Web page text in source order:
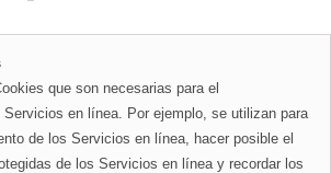
que son necesarias para el
en línea. Por ejemplo, se utilizan para
de los Servicios en línea, hacer posible el
de los Servicios en línea y recordar los